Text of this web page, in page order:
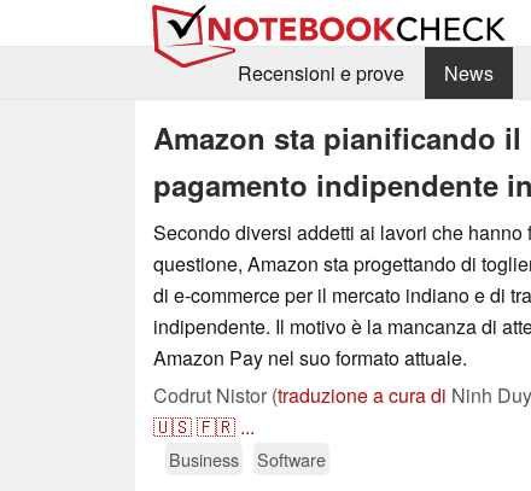
Recensioni e prove
News
Amazon sta pianificando
pagamento indipendente
Secondo diversi addetti ai lavori che hanno
questione, Amazon sta progettando di
di e-commerce per il mercato indiano e di
indipendente. Il motivo è la mancanza di
Amazon Pay nel suo formato attuale.
Codrut Nistor (traduzione a cura di Ninh
🇺🇸🇫🇷 ...
Business Software